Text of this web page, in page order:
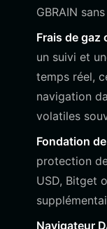
GBRAIN
Frais de gaz
un suivi et
temps réel,
navigation
volatiles
Fondation
protection
USD, Bitget
Navigateur